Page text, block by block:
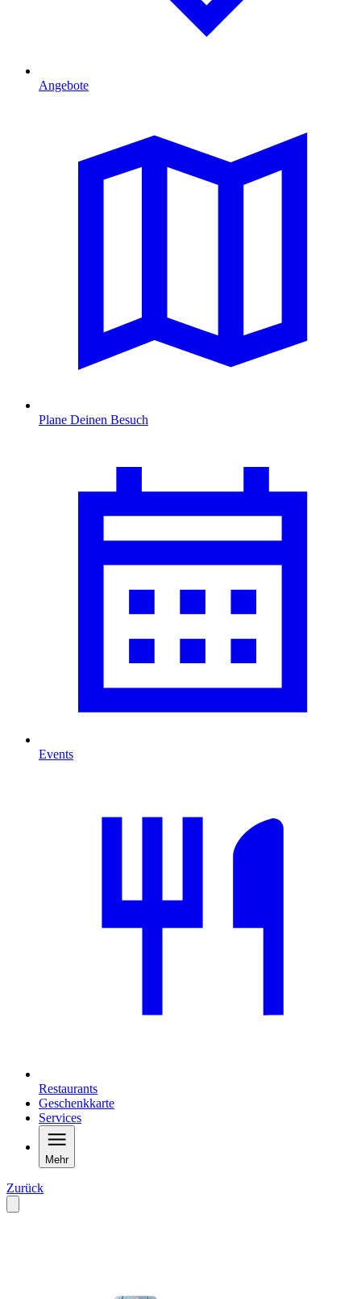
Angebote
Plane Deinen Besuch
Events
Restaurants
Geschenkkarte
Services
Mehr
Zurück